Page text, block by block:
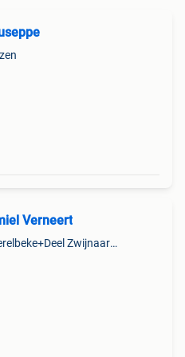
Verneert
Merelbeke+Deel Zwijnaarde